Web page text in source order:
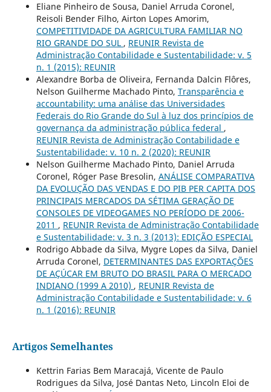
Eliane Pinheiro de Sousa, Daniel Arruda Coronel,
Reisoli Bender Filho, Airton Lopes Amorim,
COMPETITIVIDADE DA AGRICULTURA FAMILIAR NO
RIO GRANDE DO SUL , REUNIR Revista de
Administração Contabilidade e Sustentabilidade: v. 5
n. 1 (2015): REUNIR
Alexandre Borba de Oliveira, Fernanda Dalcin Flôres,
Nelson Guilherme Machado Pinto, Transparência e
accountability: uma análise das Universidades
Federais do Rio Grande do Sul à luz dos princípios de
governança da administração pública federal ,
REUNIR Revista de Administração Contabilidade e
Sustentabilidade: v. 10 n. 2 (2020): REUNIR
Nelson Guilherme Machado Pinto, Daniel Arruda
Coronel, Róger Pase Bresolin, ANÁLISE COMPARATIVA
DA EVOLUÇÃO DAS VENDAS E DO PIB PER CAPITA DOS
PRINCIPAIS MERCADOS DA SÉTIMA GERAÇÃO DE
CONSOLES DE VIDEOGAMES NO PERÍODO DE 2006-
2011 , REUNIR Revista de Administração Contabilidade
e Sustentabilidade: v. 3 n. 3 (2013): EDIÇÃO ESPECIAL
Rodrigo Abbade da Silva, Mygre Lopes da Silva, Daniel
Arruda Coronel, DETERMINANTES DAS EXPORTAÇÕES
DE AÇÚCAR EM BRUTO DO BRASIL PARA O MERCADO
INDIANO (1999 A 2010) , REUNIR Revista de
Administração Contabilidade e Sustentabilidade: v. 6
n. 1 (2016): REUNIR
Artigos Semelhantes
Kettrin Farias Bem Maracajá, Vicente de Paulo
Rodrigues da Silva, José Dantas Neto, Lincoln Eloi de